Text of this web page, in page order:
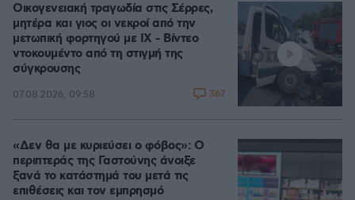
Οικογενειακή τραγωδία στις Σέρρες,
μητέρα και γιος οι νεκροί από την
μετωπική φορτηγού με ΙΧ - Βίντεο
ντοκουμέντο από τη στιγμή της
σύγκρουσης
07.08.2026, 09:58 367
«Δεν θα με κυριεύσει ο φόβος»: Ο
περιπτεράς της Γαστούνης άνοιξε
ξανά το κατάστημά του μετά τις
επιθέσεις και τον εμπρησμό